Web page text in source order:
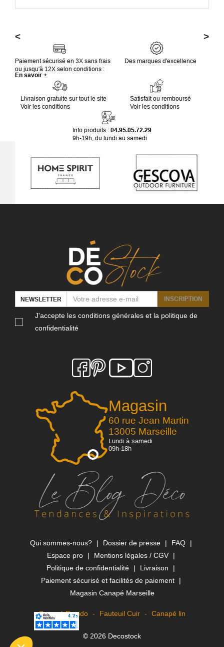
< >
Paiement sécurisé en 3X sans frais
ou jusqu'à 12X selon conditions :
En savoir +
Des marques d'excellence
Livraison gratuite sur tout le site
Voir les conditions
Satisfait ou remboursé
Voir les conditions
Info produits : 04.95.05.72.29
9h-19h, du lundi au samedi
Magasin
60 rue Jean Martin
13005 Marseille
Lundi à samedi
09h-18h
NEWSLETTER INSCRIPTION
J'accepte les conditions générales et la politique de
confidentialité
Qui sommes-nous? Dossier de presse
FAQ
Espace pro
Mentions légales / CGV
Politique de confidentialité
Livraison
Paiement sécurisé et facilités de paiement
Magasin Canapé Marseille
Canapé Rapido Fauteuil Cuir Canapé lin
© 2026 Decostock